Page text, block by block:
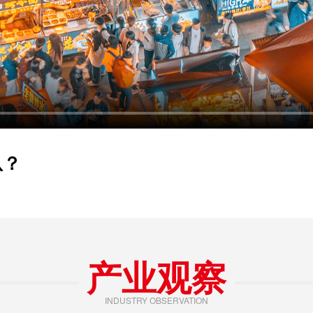
产业观察
INDUSTRY OBSERVATION